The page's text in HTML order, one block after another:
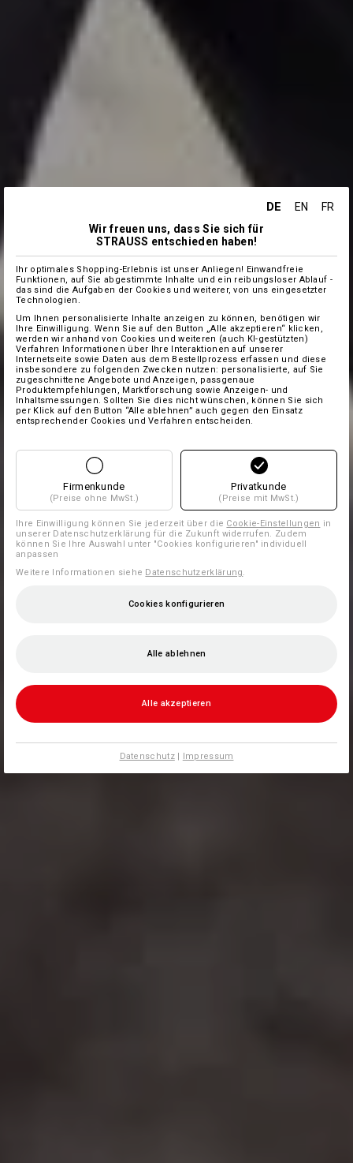
DE EN
FR
Wir freuen uns, dass Sie sich für
STRAUSS entschieden haben!
Ihr optimales Shopping-Erlebnis ist unser Anliegen! Einwandfreie
Funktionen, auf Sie abgestimmte Inhalte und ein reibungsloser Ablauf -
das sind die Aufgaben der Cookies und weiterer, von uns eingesetzter
Technologien.
Um Ihnen personalisierte Inhalte anzeigen zu können, benötigen wir
Ihre Einwilligung. Wenn Sie auf den Button „Alle akzeptieren“ klicken,
werden wir anhand von Cookies und weiteren (auch KI-gestützten)
Verfahren Informationen über Ihre Interaktionen auf unserer
Internetseite sowie Daten aus dem Bestellprozess erfassen und diese
insbesondere zu folgenden Zwecken nutzen: personalisierte, auf Sie
zugeschnittene Angebote und Anzeigen, passgenaue
Produktempfehlungen, Marktforschung sowie Anzeigen- und
Inhaltsmessungen. Sollten Sie dies nicht wünschen, können Sie sich
per Klick auf den Button “Alle ablehnen” auch gegen den Einsatz
entsprechender Cookies und Verfahren entscheiden.
Firmenkunde
(Preise ohne MwSt.)
Privatkunde
(Preise mit MwSt.)
Ihre Einwilligung können Sie jederzeit über die Cookie-Einstellungen in
unserer Datenschutzerklärung für die Zukunft widerrufen. Zudem
können Sie Ihre Auswahl unter "Cookies konfigurieren" individuell
anpassen
Weitere Informationen siehe Datenschutzerklärung.
Cookies konfigurieren
Alle ablehnen
Alle akzeptieren
Datenschutz| Impressum